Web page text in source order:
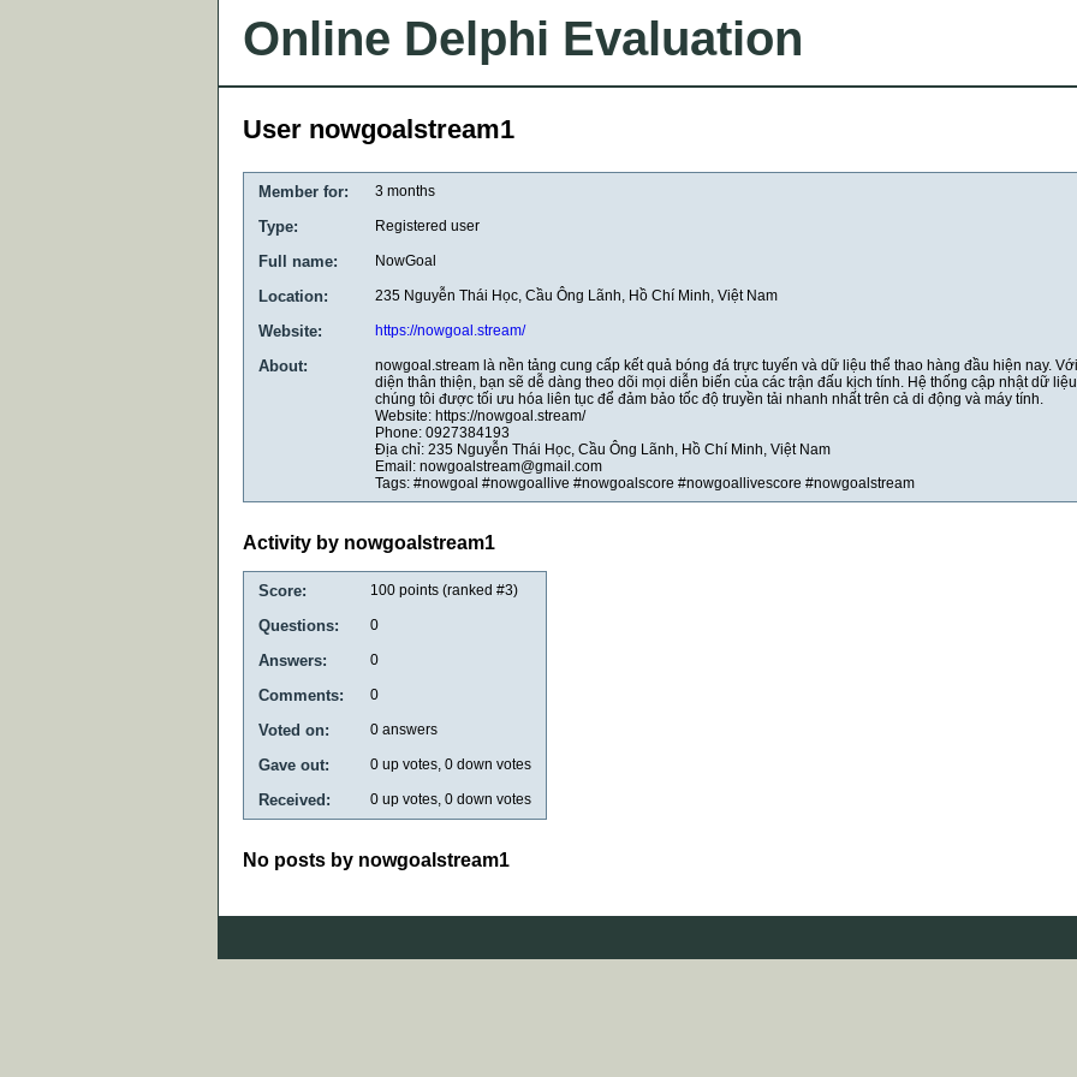
Online Delphi Evaluation
User nowgoalstream1
Member for: 3 months
Type: Registered user
Full name: NowGoal
Location: 235 Nguyễn Thái Học, Cầu Ông Lãnh, Hồ Chí Minh, Việt Nam
Website: https://nowgoal.stream/
About:
nowgoal.stream là nền tảng cung cấp kết quả bóng đá trực tuyến và dữ liệu thể thao hàng đầu hiện nay.
diện thân thiện, bạn sẽ dễ dàng theo dõi mọi diễn biến của các trận đấu kịch tính. Hệ thống cập nhật dữ
chúng tôi được tối ưu hóa liên tục để đảm bảo tốc độ truyền tải nhanh nhất trên cả di động và máy tính.
Website: https://nowgoal.stream/
Phone: 0927384193
Địa chỉ: 235 Nguyễn Thái Học, Cầu Ông Lãnh, Hồ Chí Minh, Việt Nam
Email: nowgoalstream@gmail.com
Tags: #nowgoal #nowgoallive #nowgoalscore #nowgoallivescore #nowgoalstream
Activity by nowgoalstream1
Score: 100 points (ranked #3)
Questions: 0
Answers: 0
Comments: 0
Voted on: 0 answers
Gave out: 0 up votes, 0 down votes
Received: 0 up votes, 0 down votes
No posts by nowgoalstream1